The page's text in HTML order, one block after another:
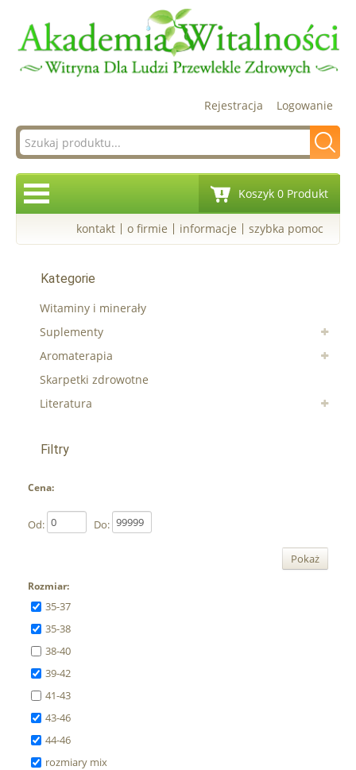
Logowanie
Rejestracja
Koszyk 0 Produkt
kontakt o firmie informacje szybka pomoc
Kategorie
Witaminy i minerały
Suplementy
Aromaterapia
Skarpetki zdrowotne
Literatura
Filtry
Cena:
Od: Do:
Pokaż
Rozmiar:
35-37
35-38
38-40
39-42
41-43
43-46
44-46
rozmiary mix